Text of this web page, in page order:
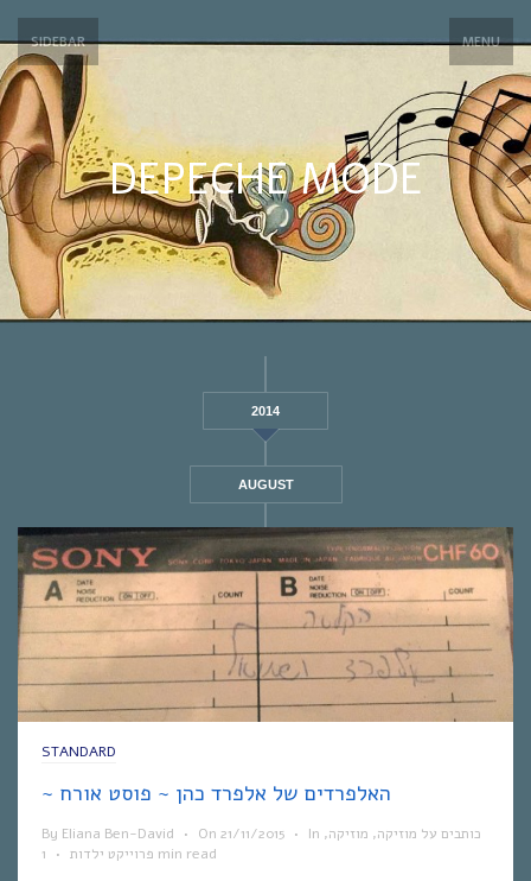
SIDEBAR MENU
DEPECHE MODE
2014
AUGUST
STANDARD
~ האלפרדים של אלפרד כהן ~ פוסט אורח
By Eliana Ben-David • On 21/11/2015 • In כותבים על מוזיקה, מוזיקה,
פרוייקט ילדות • 1 min read